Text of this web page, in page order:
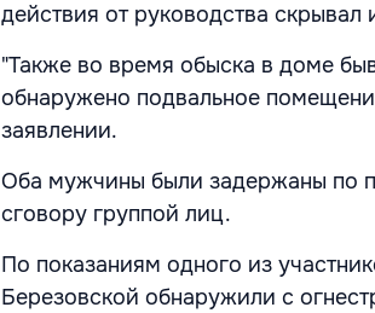
действия от руководства
"Также во время обыска в доме
обнаружено подвальное
заявлении.
Оба мужчины были задержаны по
сговору группой лиц.
По показаниям одного из
Березовской обнаружили с